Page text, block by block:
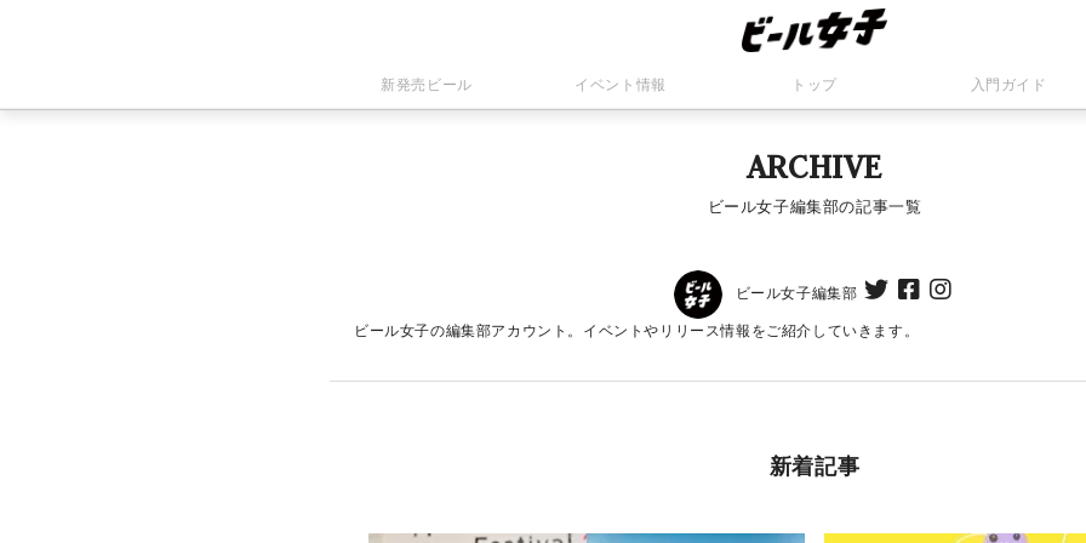
新発売ビール イベント情報 トップ 入門ガイド
ARCHIVE
ビール女子編集部の記事一覧
ビール女子編集部
ビール女子の編集部アカウント。イベントやリリース情報をご紹介していきます。
新着記事